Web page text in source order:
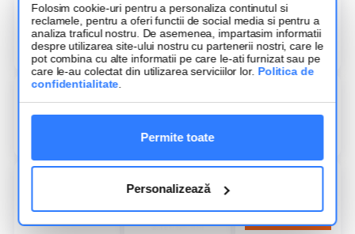
Folosim cookie-uri pentru a personaliza continutul si
reclamele, pentru a oferi functii de social media si pentru a
analiza traficul nostru. De asemenea, impartasim informatii
despre utilizarea site-ului nostru cu partenerii nostri, care le
pot combina cu alte informatii pe care le-ati furnizat sau pe
care le-au colectat din utilizarea serviciilor lor. Politica de
confidentialitate
Permite toate
Personalizează